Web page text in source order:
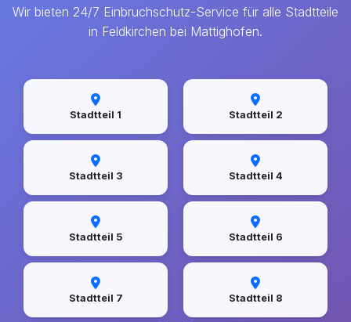
Wir bieten 24/7 Einbruchschutz-Service für alle Stadtteile
in Feldkirchen bei Mattighofen.
Stadtteil 1 Stadtteil 2
Stadtteil 3 Stadtteil 4
Stadtteil 5 Stadtteil 6
Stadtteil 7 Stadtteil 8